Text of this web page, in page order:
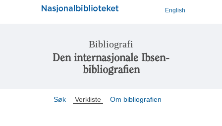
English
Bibliografi
Den internasjonale Ibsen-
bibliografien
Søk Verkliste Om bibliografien